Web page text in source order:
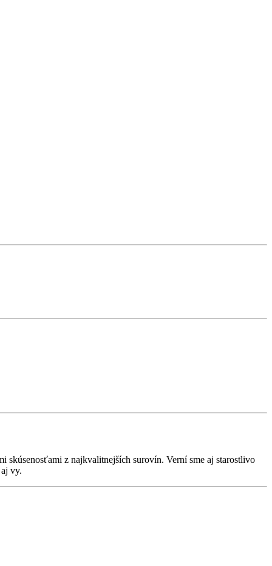
skúsenosťami z najkvalitnejších surovín. Verní sme aj starostlivo
vy.